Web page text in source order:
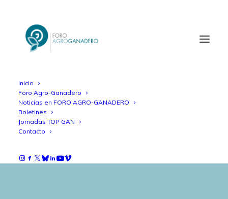
Inicio
Foro Agro-Ganadero
Noticias en FORO AGRO-GANADERO
Boletines
Jornadas TOP GAN
Contacto